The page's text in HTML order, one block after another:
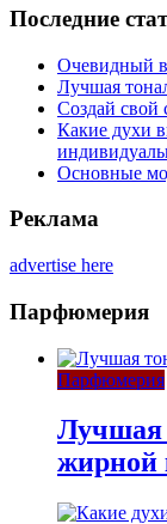
Последние
Очевидный
Лучшая
Создай свой
Какие духи
Основные
Реклама
advertise here
Парфюмерия
Парфюмерия
Лучшая
жирной